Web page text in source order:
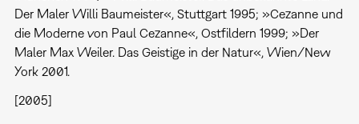
Der Maler Willi Baumeister«, Stuttgart 1995; »Cezanne und
die Moderne von Paul Cezanne«, Ostfildern 1999; »Der
Maler Max Weiler. Das Geistige in der Natur«, Wien/New
York 2001.
[2005]